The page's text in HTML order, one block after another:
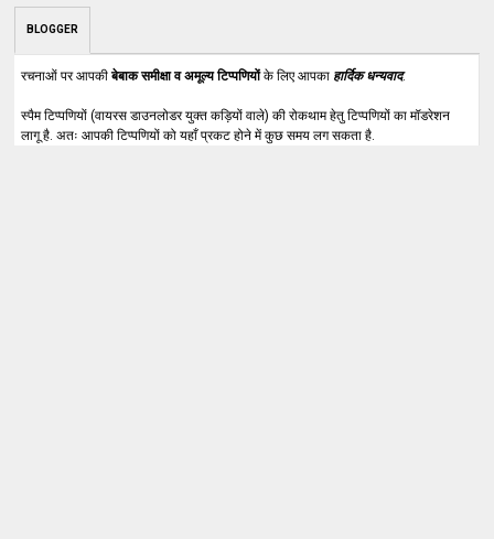
BLOGGER
रचनाओं पर आपकीबेबाक समीक्षा व अमूल्य टिप्पणियोंके लिए आपका हार्दिक धन्यवाद.
स्पैम टिप्पणियों (वायरस डाउनलोडर युक्त कड़ियों वाले) की रोकथाम हेतु टिप्पणियों का मॉडरेशन
लागू है. अतः आपकी टिप्पणियों को यहाँ प्रकट होने में कुछ समय लग सकता है.